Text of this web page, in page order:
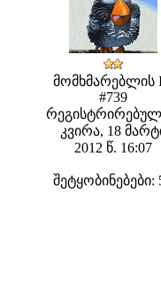
მომხმარებლის
#739
კვირა, 18
2012 წ. 16:07
შეტყობინებები: